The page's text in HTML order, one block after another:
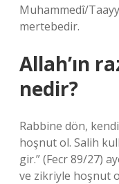
Muhammedî/
mertebedir.
Allah’ın
nedir?
Rabbine dön,
hoşnut ol. Salih
gir.” (Fecr 89/27)
ve zikriyle hoşnut